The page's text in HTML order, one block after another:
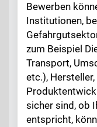
Bewerben
Institutionen,
zum Beispiel
Transport,
etc.),
sicher sind, ob
entspricht,